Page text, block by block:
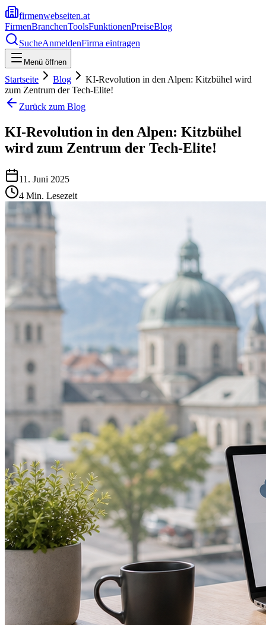
firmenwebseiten.at
FirmenBranchenToolsFunktionenPreiseBlog
SucheAnmeldenFirma eintragen
Menü öffnen
Startseite Blog
KI-Revolution in den Alpen: Kitzbühel wird
zum Zentrum der Tech-Elite!
Zurück zum Blog
KI-Revolution in den Alpen: Kitzbühel
wird zum Zentrum der Tech-Elite!
11. Juni 2025
4 Min. Lesezeit